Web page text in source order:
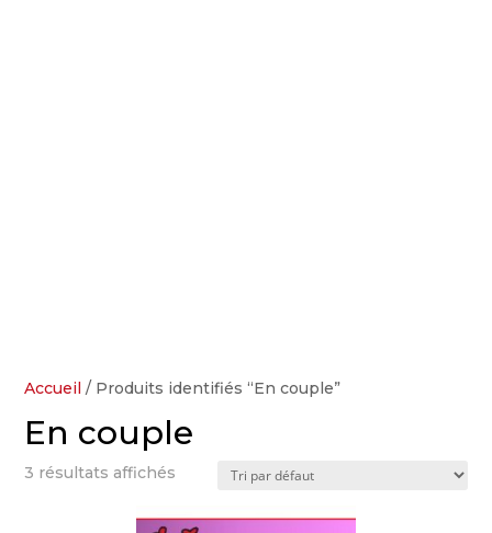
Accueil / Produits identifiés “En couple”
En couple
3 résultats affichés